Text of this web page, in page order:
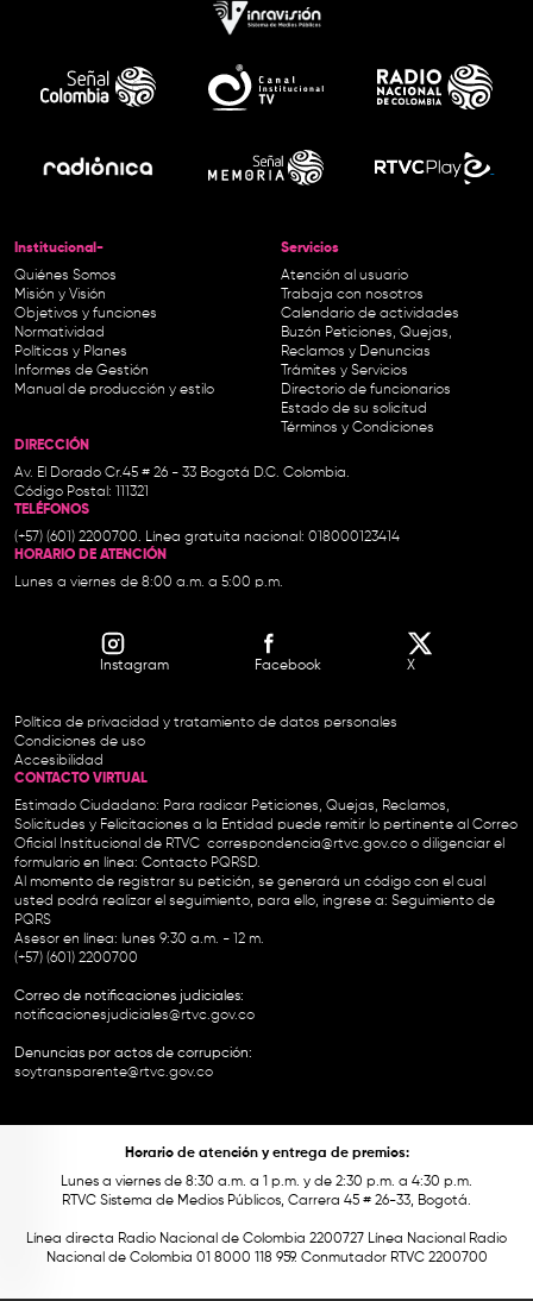
Institucional-
Quiénes Somos
Misión y Visión
Objetivos y funciones
Normatividad
Políticas y Planes
Informes de Gestión
Manual de producción y estilo
Servicios
Atención al usuario
Trabaja con nosotros
Calendario de actividades
Buzón Peticiones, Quejas,
Reclamos y Denuncias
Trámites y Servicios
Directorio de funcionarios
Estado de su solicitud
Términos y Condiciones
DIRECCIÓN
Av. El Dorado Cr.45 # 26 - 33 Bogotá D.C. Colombia.
Código Postal: 111321
TELÉFONOS
(+57) (601) 2200700. Línea gratuita nacional: 018000123414
HORARIO DE ATENCIÓN
Lunes a viernes de 8:00 a.m. a 5:00 p.m.
Instagram Facebook X
Política de privacidad y tratamiento de datos personales
Condiciones de uso
Accesibilidad
CONTACTO VIRTUAL
Estimado Ciudadano: Para radicar Peticiones, Quejas, Reclamos,
Solicitudes y Felicitaciones a la Entidad puede remitir lo pertinente al Correo
Oficial Institucional de RTVC correspondencia@rtvc.gov.co o diligenciar el
formulario en línea: Contacto PQRSD.
Al momento de registrar su petición, se generará un código con el cual
usted podrá realizar el seguimiento, para ello, ingrese a: Seguimiento de
PQRS
Asesor en línea: lunes 9:30 a.m. - 12 m.
(+57) (601) 2200700
Correo de notificaciones judiciales:
notificacionesjudiciales@rtvc.gov.co
Denuncias por actos de corrupción:
soytransparente@rtvc.gov.co
Horario de atención y entrega de premios:
Lunes a viernes de 8:30 a.m. a 1 p.m. y de 2:30 p.m. a 4:30 p.m.
RTVC Sistema de Medios Públicos, Carrera 45 # 26-33, Bogotá.
Línea directa Radio Nacional de Colombia 2200727 Línea Nacional Radio
Nacional de Colombia 01 8000 118 959. Conmutador RTVC 2200700